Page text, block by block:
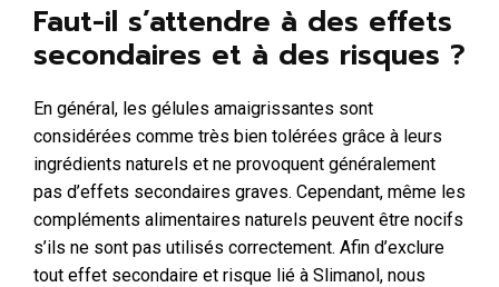
Faut-il s’attendre à des effets
secondaires et à des risques ?
En général, les gélules amaigrissantes sont
considérées comme très bien tolérées grâce à leurs
ingrédients naturels et ne provoquent généralement
pas d’effets secondaires graves. Cependant, même les
compléments alimentaires naturels peuvent être nocifs
s’ils ne sont pas utilisés correctement. Afin d’exclure
tout effet secondaire et risque lié à Slimanol, nous